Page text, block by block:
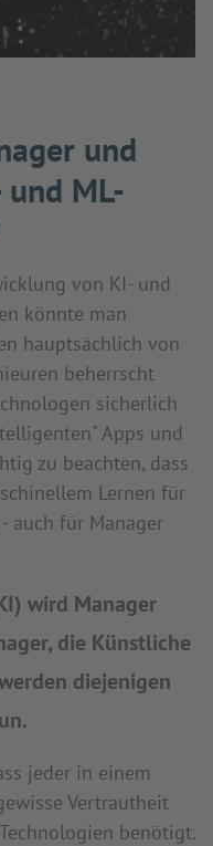
und
ML-
von KI- und
könnte man
hauptsächlich von
beherrscht
sicherlich
Apps und
zu beachten, dass
Lernen für
auch für Manager
wird Manager
die Künstliche
diejenigen
jeder in einem
Vertrautheit
benötigt.